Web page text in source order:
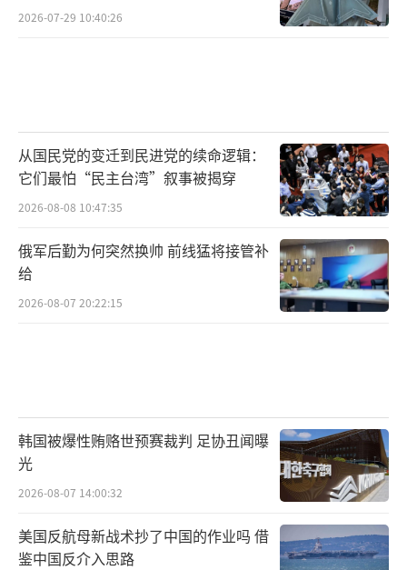
2026-07-29 10:40:26
从国民党的变迁到民进党的续命逻辑：
它们最怕“民主台湾”叙事被揭穿
2026-08-08 10:47:35
俄军后勤为何突然换帅 前线猛将接管补
给
2026-08-07 20:22:15
韩国被爆性贿赂世预赛裁判 足协丑闻曝
光
2026-08-07 14:00:32
美国反航母新战术抄了中国的作业吗 借
鉴中国反介入思路